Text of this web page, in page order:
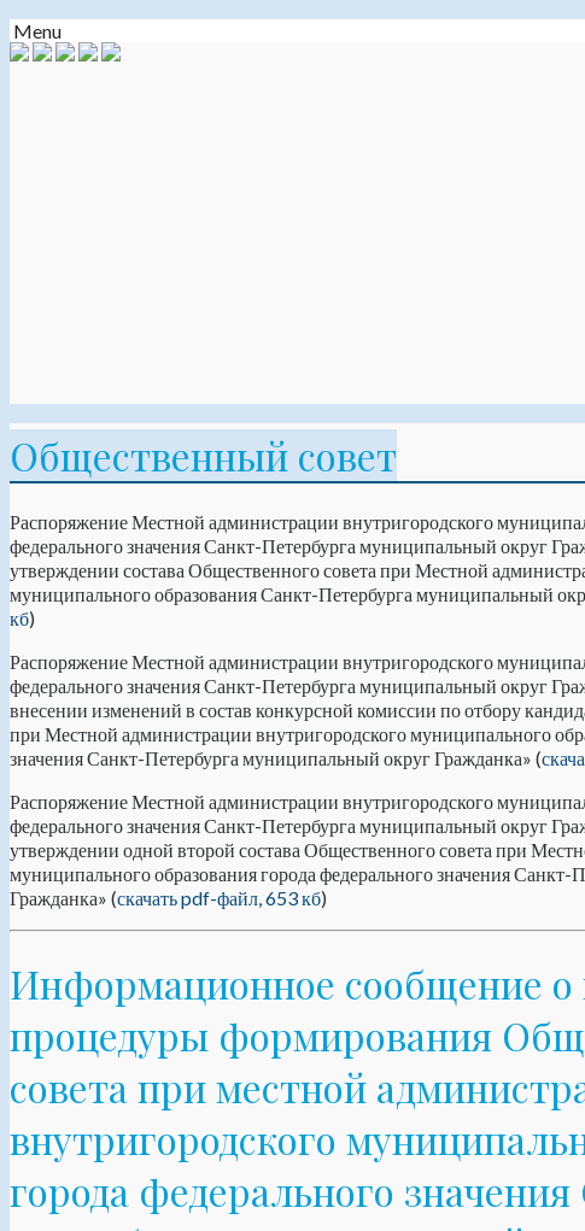
Menu
Общественный совет
Распоряжение Местной администрации внутригородского
федерального значения Санкт-Петербурга муниципальный округ
утверждении состава Общественного совета при Местной
муниципального образования Санкт-Петербурга муниципальный
кб)
Распоряжение Местной администрации внутригородского
федерального значения Санкт-Петербурга муниципальный округ
внесении изменений в состав конкурсной комиссии по отбору
при Местной администрации внутригородского муниципального
значения Санкт-Петербурга муниципальный округ Гражданка» (
Распоряжение Местной администрации внутригородского
федерального значения Санкт-Петербурга муниципальный округ
утверждении одной второй состава Общественного совета при
муниципального образования города федерального значения
Гражданка» (скачать pdf-файл, 653 кб)
Информационное сообщение о
процедуры формирования
совета при местной
внутригородского
города федерального